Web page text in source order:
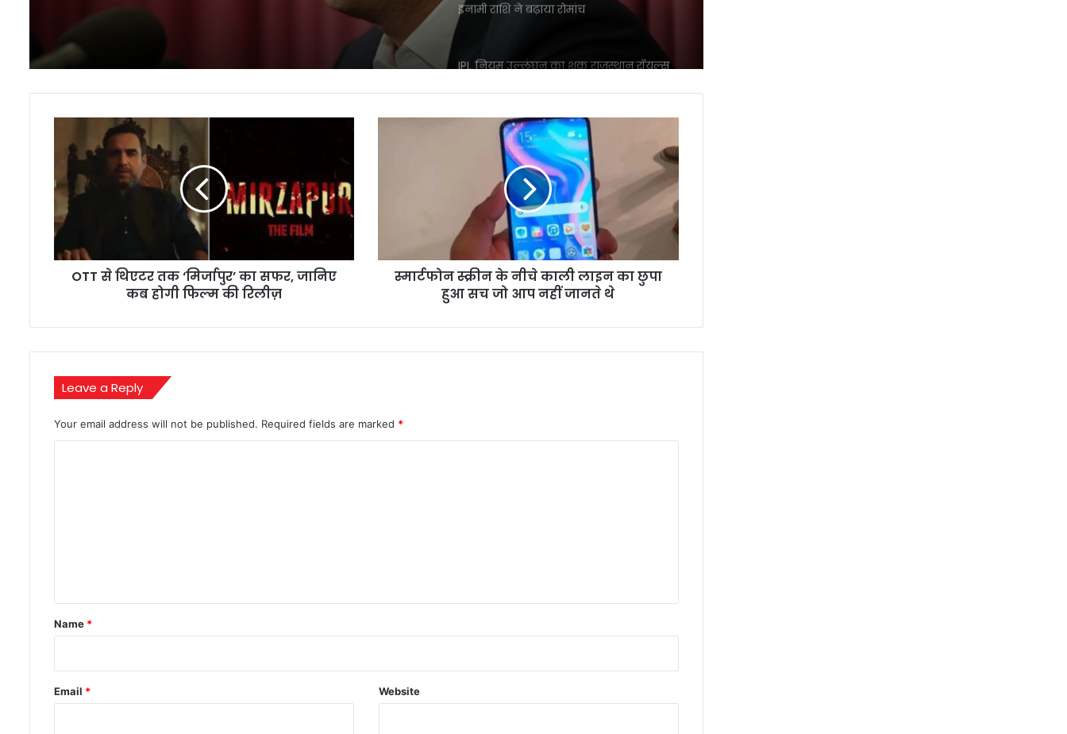
इनामी राशि ने बढ़ाया रोमांच
IPL नियम उल्लंघन का शक राजस्थान रॉयल्स
आईपीएल 2026: आखिरी गेंद पर लखनऊ की
रोमांचक जीत, केकेआर को झटका
CSK के लिए बड़ी राहत डेवाल्ड ब्रेविस फिट
दिल्ली कैपिटल्स के खिलाफ वापसी तय
राजस्थान बनाम मुंबई हाईवोल्टेज मुकाबला आज
गुवाहाटी में कौन मारेगा बाजी
IND vs AFG: धर्मशाला वनडे पर बारिश का
ऐतिहासिक रिकॉर्ड बना चर्चा का विषय
CSK vs KKR मैच में कौन मारेगा बाजी जानिए
थिएटर
‘मिर्जापुर’
सफर,
जानिए
कब
रिलीज़
OTT से थिएटर तक ‘मिर्जापुर’ का सफर, जानिए
कब होगी फिल्म की रिलीज़
हुआ
नहीं
स्मार्टफोन स्क्रीन के नीचे काली लाइन का छुपा
हुआ सच जो आप नहीं जानते थे
Leave a Reply
Your email address will not be published. Required fields are marked *
*
Name *
Email * Website